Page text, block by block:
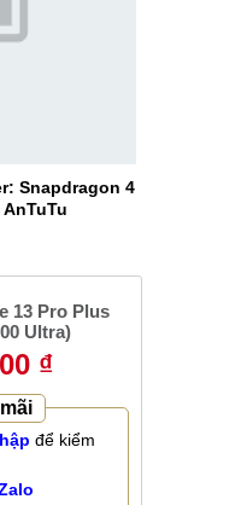
Snapdragon 4
13 Pro Plus
Ultra)
₫
để kiểm